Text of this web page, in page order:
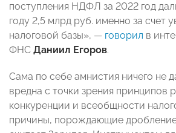
поступления НДФЛ за 2022 год
году 2,5 млрд руб. именно за счет
налоговой базы», — говорил в
ФНС Даниил Егоров.
Сама по себе амнистия ничего не
вредна с точки зрения принципов
конкуренции и всеобщности
причины, порождающие